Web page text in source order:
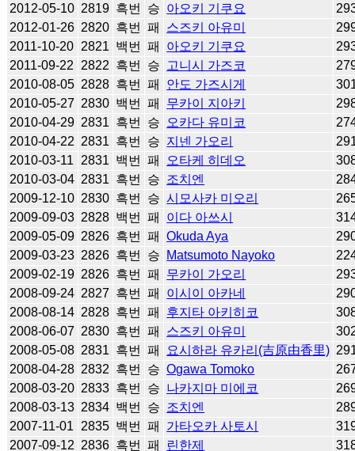
2012-05-10 2819 흑번 승 아오키 기쿠요
2012-01-26 2820 흑번 패 스즈키 아유미
2011-10-20 2821 백번 패 아오키 기쿠요
2011-09-22
2822 흑번 승 고니시 가즈코
2010-08-05 2828 흑번 패 안도 가즈시게
2010-05-27 2830 백번 패 무카이 지아키
2010-04-29 2831 흑번 승 오카다 유미코
2010-04-22 2831 흑번 승 지넨 가오리
2010-03-11
2831 백번 패 오타케 히데오
2010-03-04 2831 흑번 승 조치엔
2009-12-10 2830 흑번 승 시모사카 미오리
2009-09-03 2828 백번 패 이다 아쓰시
2009-05-09 2826 흑번 패 Okuda Aya
2009-03-23 2826 흑번 승 Matsumoto Nayoko
2009-02-19 2826 흑번 패 무카이 가오리
2008-09-24 2827 흑번 패 이시이 아카네
2008-08-14 2828 흑번 패 후지타 아키히코
2008-06-07 2830 흑번 패 스즈키 아유미
2008-05-08 2831 흑번 패 요시하라 유카리(吉原由香里)
2008-04-28 2832 흑번 승 Ogawa Tomoko
2008-03-20 2833 흑번 승 나카지마 미에코
2008-03-13 2834 백번 승 조치엔
2007-11-01
2835 백번 패 가타오카 사토시
2007-09-12 2836 흑번 패 린한제